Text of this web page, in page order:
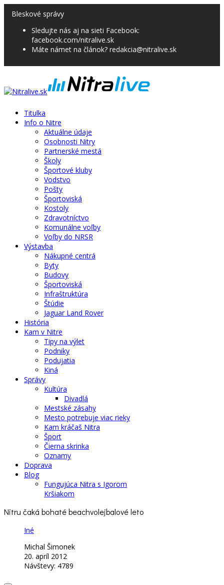
Bleskové správy
Sledujte nás aj na sieti Facebook:
facebook.com/nitralive.sk
Máte námet na článok? redakcia@nitralive.sk
Titulka
Info o Nitre
Aktuálne údaje
Osobnosti Nitry
Partnerské mestá
Školy
Športové kluby
Vodstvo
Pošty
Športoviská
Kostoly
Zdravotníctvo
Komunálne voľby
Voľby do NRSR
Výstavba
Nákupné centrá
Byty
Budovy
Športoviská
Infraštruktúra
Štúdie
Jaguar Land Rover
História
Kam v Nitre
Tipy na výlet
Podniky
Podujatia
Kiná
Správy
Kultúra
Divadlá
Mestské zásahy
Mesto potrebuje viac rieky
Kam kráčaš Nitra
Šport
Čierna skrinka
Oznamy
Doprava
Blog
Fungujúca Nitra s Igorom
Kršiakom
Nitru čaká bohaté beachvolejbalové leto
Iné
Michal Šimonek
20. apríl 2012
Návštevy: 4789